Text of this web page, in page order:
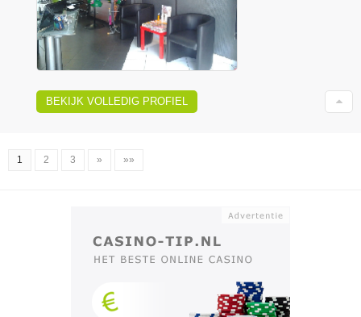
BEKIJK VOLLEDIG PROFIEL
1 2 3 » »»